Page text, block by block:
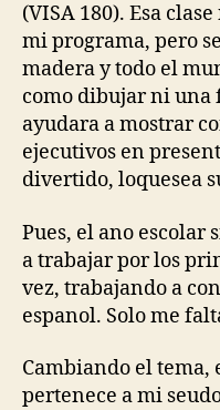
(VISA 180). Esa
mi programa, pero
madera y todo el
como dibujar ni una
ayudara a mostrar
ejecutivos en
divertido, loquesea
Pues, el ano escolar
a trabajar por los
vez, trabajando a
espanol. Solo me
Cambiando el tema,
pertenece a mi